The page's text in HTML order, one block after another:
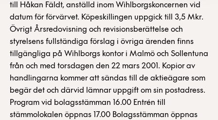
till Håkan Fäldt, anställd inom Wihlborgskoncernen vid
datum för förvärvet. Köpeskillingen uppgick till 3,5 Mkr.
Övrigt Årsredovisning och revisionsberättelse och
styrelsens fullständiga förslag i övriga ärenden finns
tillgängliga på Wihlborgs kontor i Malmö och Sollentuna
från och med torsdagen den 22 mars 2001. Kopior av
handlingarna kommer att sändas till de aktieägare som
begär det och därvid lämnar uppgift om sin postadress.
Program vid bolagsstämman 16.00 Entrén till
stämmolokalen öppnas 17.00 Bolagsstämman öppnas